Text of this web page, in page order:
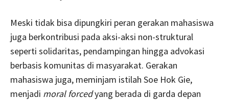
Meski tidak bisa dipungkiri peran gerakan mahasiswa
juga berkontribusi pada aksi-aksi non-struktural
seperti solidaritas, pendampingan hingga advokasi
berbasis komunitas di masyarakat. Gerakan
mahasiswa juga, meminjam istilah Soe Hok Gie,
menjadi moral forcedyang berada di garda depan